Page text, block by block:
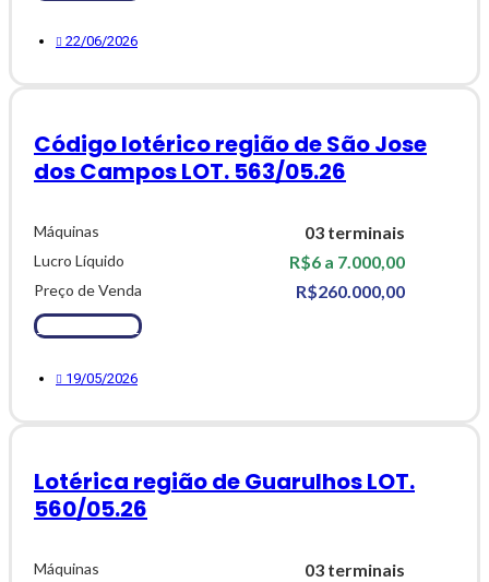
22/06/2026
Código lotérico região de São Jose
dos Campos LOT. 563/05.26
Máquinas 03 terminais
Lucro Líquido R$6 a 7.000,00
Preço de Venda R$260.000,00
Ver Detalhes
19/05/2026
Lotérica região de Guarulhos LOT.
560/05.26
Máquinas 03 terminais